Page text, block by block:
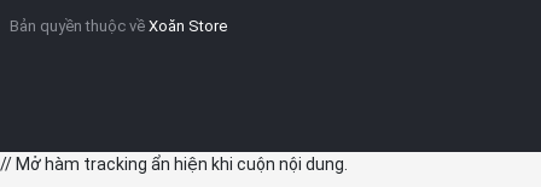
Bản quyền thuộc về Xoăn Store
// Mở hàm tracking ẩn hiện khi cuộn nội dung.